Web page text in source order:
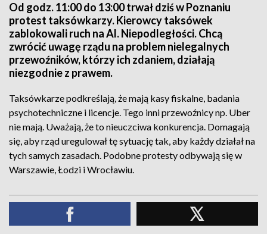
Od godz. 11:00 do 13:00 trwał dziś w Poznaniu
protest taksówkarzy. Kierowcy taksówek
zablokowali ruch na Al. Niepodległości. Chcą
zwrócić uwagę rządu na problem nielegalnych
przewoźników, którzy ich zdaniem, działają
niezgodnie z prawem.
Taksówkarze podkreślają, że mają kasy fiskalne, badania
psychotechniczne i licencje. Tego inni przewoźnicy np. Uber
nie mają. Uważają, że to nieuczciwa konkurencja. Domagają
się, aby rząd uregulował tę sytuację tak, aby każdy działał na
tych samych zasadach. Podobne protesty odbywają się w
Warszawie, Łodzi i Wrocławiu.